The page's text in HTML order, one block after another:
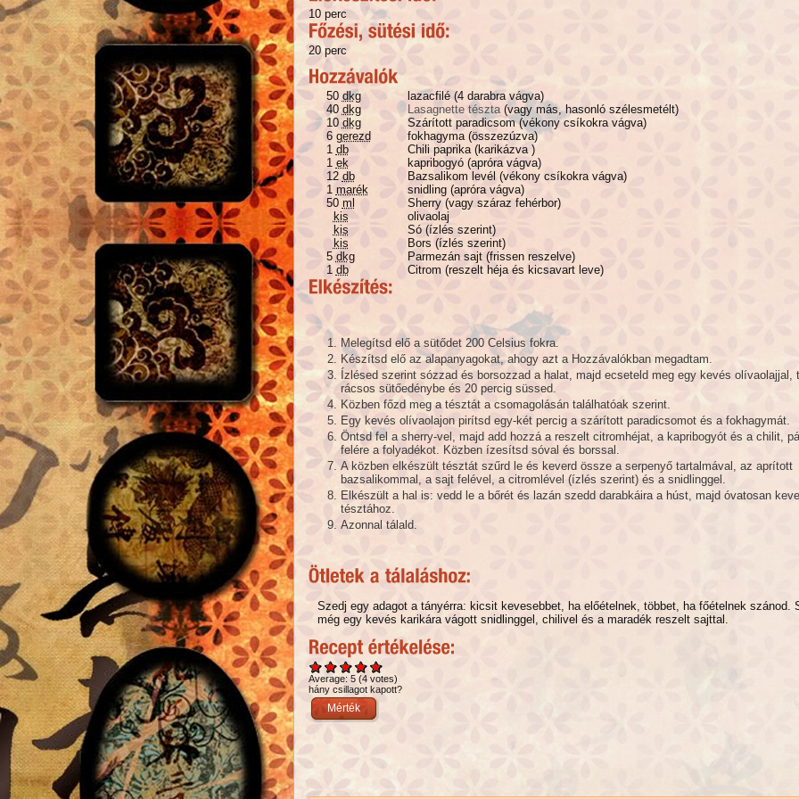
10 perc
20 perc
50 dkg
lazacfilé (4 darabra vágva)
40 dkg Lasagnette tészta(vagy más, hasonló szélesmetélt)
10 dkg
Szárított paradicsom (vékony csíkokra vágva)
6 gerezd
fokhagyma (összezúzva)
1 db
Chili paprika (karikázva )
1 ek
kapribogyó (apróra vágva)
12 db
Bazsalikom levél (vékony csíkokra vágva)
1 marék
snidling (apróra vágva)
50 ml
Sherry (vagy száraz fehérbor)
kis
olivaolaj
kis
Só (ízlés szerint)
kis
Bors (ízlés szerint)
5 dkg
Parmezán sajt (frissen reszelve)
1 db Citrom (reszelt héja és kicsavart leve)
Melegítsd elő a sütődet 200 Celsius fokra.
Készítsd elő az alapanyagokat, ahogy azt a Hozzávalókban megadtam.
Ízlésed szerint sózzad és borsozzad a halat, majd ecseteld meg egy kevés olívaolajjal,
rácsos sütőedénybe és 20 percig süssed.
Közben főzd meg a tésztát a csomagolásán találhatóak szerint.
Egy kevés olívaolajon pirítsd egy-két percig a szárított paradicsomot és a fokhagymát.
Öntsd fel a sherry-vel, majd add hozzá a reszelt citromhéjat, a kapribogyót és a chilit,
felére a folyadékot. Közben ízesítsd sóval és borssal.
A közben elkészült tésztát szűrd le és keverd össze a serpenyő tartalmával, az aprított
bazsalikommal, a sajt felével, a citromlével (ízlés szerint) és a snidlinggel.
Elkészült a hal is: vedd le a bőrét és lazán szedd darabkáira a húst, majd óvatosan
tésztához.
Azonnal tálald.
Szedj egy adagot a tányérra: kicsit kevesebbet, ha előételnek, többet, ha főételnek szánod.
még egy kevés karikára vágott snidlinggel, chilivel és a maradék reszelt sajttal.
Average: 5 (4 votes)
hány csillagot kapott?